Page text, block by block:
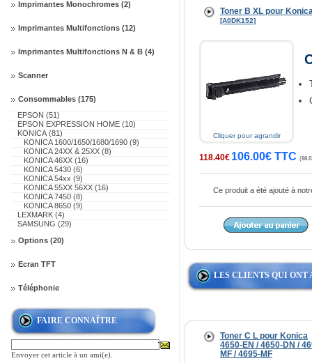
Imprimantes Monochromes (2)
Imprimantes Multifonctions (12)
Imprimantes Multifonctions N & B (4)
Scanner
Consommables (175)
EPSON (51)
EPSON EXPRESSION HOME (10)
KONICA (81)
KONICA 1600/1650/1680/1690 (9)
KONICA 24XX & 25XX (8)
KONICA 46XX (16)
KONICA 5430 (6)
KONICA 54xx (9)
KONICA 55XX 56XX (16)
KONICA 7450 (8)
KONICA 8650 (9)
LEXMARK (4)
SAMSUNG (29)
Options (20)
Ecran TFT
Téléphonie
FAIRE CONNAÎTRE
Envoyer cet article à un ami(e).
Toner B XL pour
[A0DK152]
Cliquer pour agrandir
118.40€ 106.00€ TTC
Ce produit a été ajouté à
LES CLIENTS QUI ONT
Toner C L pour Konica
4650-EN / 4650-DN /
MF / 4695-MF